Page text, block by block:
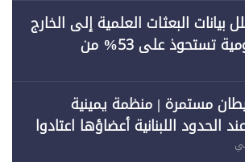
البعثات العلمية إلى الخارج
| 6 جامعات حكومية تستحوذ على 53% من
مستمرة | منظمة يمينية
الحدود اللبنانية أعضاؤها اعتادوا